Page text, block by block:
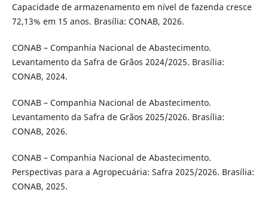
Capacidade de armazenamento em nível de fazenda cresce
72,13% em 15 anos. Brasília: CONAB, 2026.
CONAB – Companhia Nacional de Abastecimento.
Levantamento da Safra de Grãos 2024/2025. Brasília:
CONAB, 2024.
CONAB – Companhia Nacional de Abastecimento.
Levantamento da Safra de Grãos 2025/2026. Brasília:
CONAB, 2026.
CONAB – Companhia Nacional de Abastecimento.
Perspectivas para a Agropecuária: Safra 2025/2026. Brasília:
CONAB, 2025.